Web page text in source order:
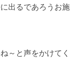
出るであろうお施
～と声をかけてく